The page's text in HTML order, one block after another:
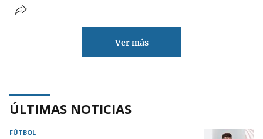
Ver más
ÚLTIMAS NOTICIAS
FÚTBOL